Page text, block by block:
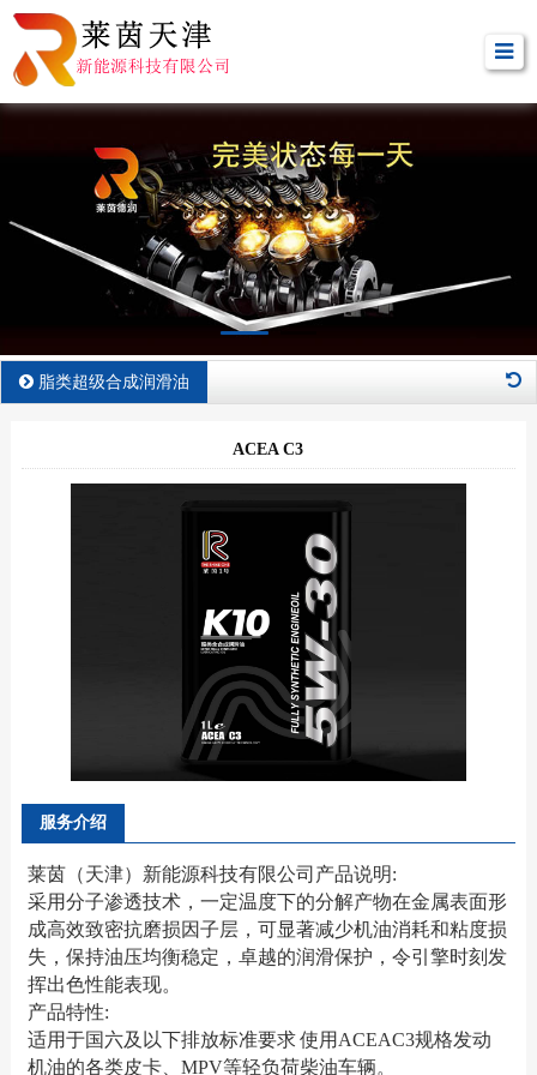
脂类超级合成润滑油
ACEA C3
服务介绍
莱茵（天津）新能源科技有限公司产品说明:
采用分子渗透技术，一定温度下的分解产物在金属表面形
成高效致密抗磨损因子层，可显著减少机油消耗和粘度损
失，保持油压均衡稳定，卓越的润滑保护，令引擎时刻发
挥出色性能表现。
产品特性:
适用于国六及以下排放标准要求使用ACEAC3规格发动
机油的各类皮卡、MPV等轻负荷柴油车辆。